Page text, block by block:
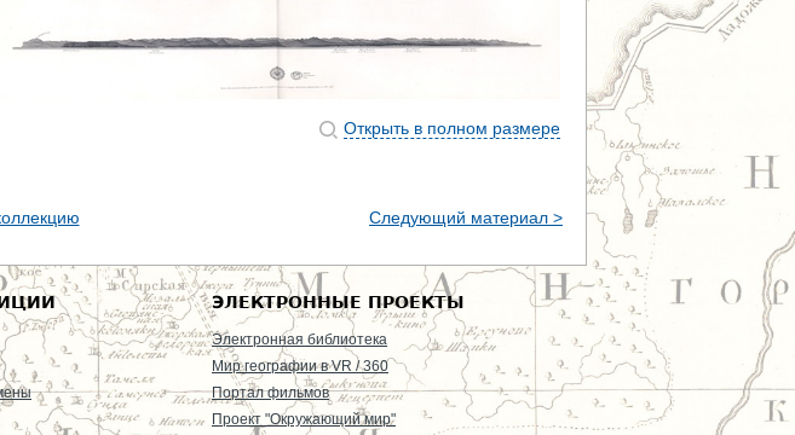
Открыть в полном размере
Следующий материал >
ЭЛЕКТРОННЫЕ ПРОЕКТЫ
Электронная библиотека
Мир географии в VR / 360
Портал фильмов
Проект "Окружающий мир"